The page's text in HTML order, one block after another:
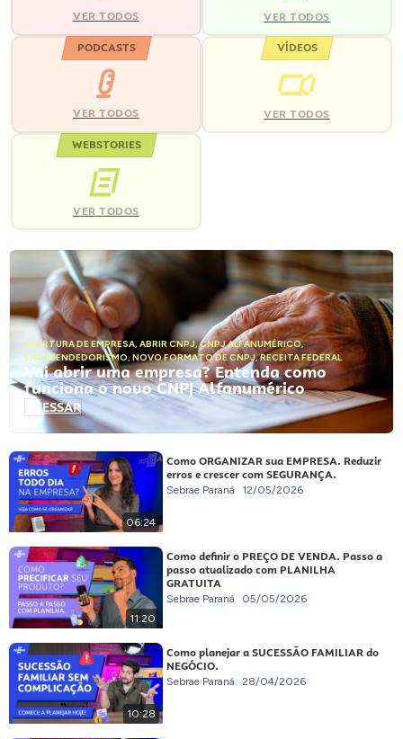
VER TODOS VER TODOS
PODCASTS
VER TODOS
VÍDEOS
VER TODOS
WEBSTORIES
VER TODOS
ABERTURA DE EMPRESA, ABRIR CNPJ,CNPJ ALFANUMÉRICO,
EMPREENDEDORISMO, NOVO FORMATO DE CNPJ,RECEITA FEDERAL
Vai abrir uma empresa? Entenda como
funciona o novo CNPJ Alfanumérico
ACESSAR
06:24
Como ORGANIZAR sua EMPRESA. Reduzir
erros e crescer com SEGURANÇA.
Sebrae Paraná 12/05/2026
11:20
Como definir o PREÇO DE VENDA. Passo a
passo atualizado com PLANILHA
GRATUITA
Sebrae Paraná 05/05/2026
10:28
Como planejar a SUCESSÃO FAMILIAR do
NEGÓCIO.
Sebrae Paraná 28/04/2026